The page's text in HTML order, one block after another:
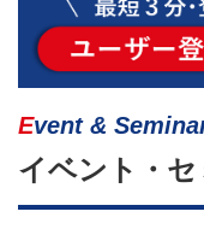
Event &
イベント・セ